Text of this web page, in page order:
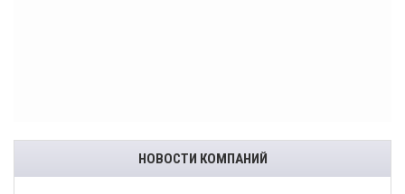
НОВОСТИ КОМПАНИЙ